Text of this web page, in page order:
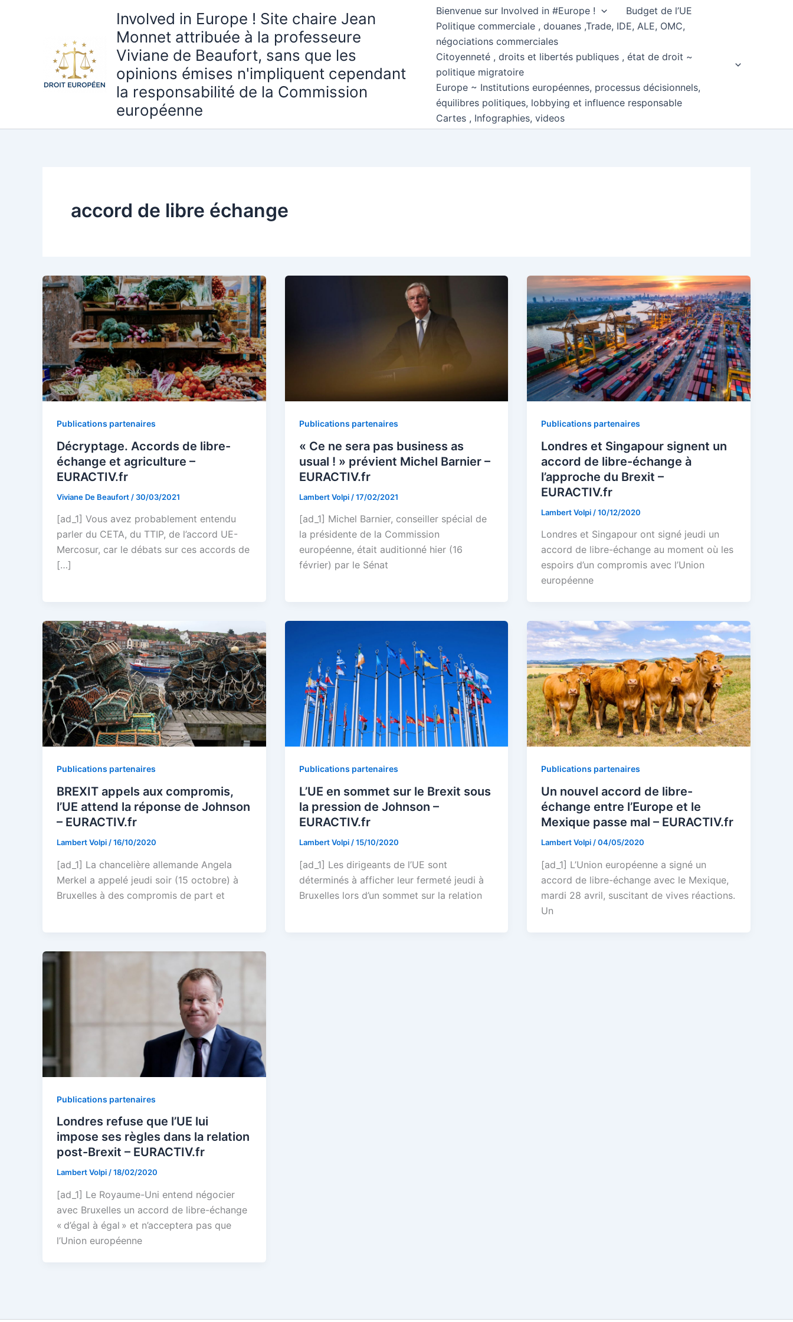
Involved in Europe ! Site chaire Jean
Monnet attribuée à la professeure
Viviane de Beaufort, sans que les
opinions émises n'impliquent cependant
la responsabilité de la Commission
européenne
Bienvenue sur Involved in #Europe !
Budget de l’UE
Politique commerciale , douanes ,Trade, IDE, ALE, OMC,
négociations commerciales
Citoyenneté , droits et libertés publiques , état de droit ~
politique migratoire
Europe ~ Institutions européennes, processus décisionnels,
équilibres politiques, lobbying et influence responsable
Cartes , Infographies, videos
accord de libre échange
Publications partenaires
Décryptage. Accords de libre-
échange et agriculture –
EURACTIV.fr
Viviane De Beaufort / 30/03/2021
[ad_1] Vous avez probablement entendu
parler du CETA, du TTIP, de l’accord UE-
Mercosur, car le débats sur ces accords de
[…]
Publications partenaires
« Ce ne sera pas business as
usual ! » prévient Michel Barnier –
EURACTIV.fr
Lambert Volpi /17/02/2021
[ad_1] Michel Barnier, conseiller spécial de
la présidente de la Commission
européenne, était auditionné hier (16
février) par le Sénat
Publications partenaires
Londres et Singapour signent un
accord de libre-échange à
l’approche du Brexit –
EURACTIV.fr
Lambert Volpi /10/12/2020
Londres et Singapour ont signé jeudi un
accord de libre-échange au moment où les
espoirs d’un compromis avec l’Union
européenne
Publications partenaires
BREXIT appels aux compromis,
l’UE attend la réponse de Johnson
– EURACTIV.fr
Lambert Volpi /16/10/2020
[ad_1] La chancelière allemande Angela
Merkel a appelé jeudi soir (15 octobre) à
Bruxelles à des compromis de part et
Publications partenaires
L’UE en sommet sur le Brexit sous
la pression de Johnson –
EURACTIV.fr
Lambert Volpi /15/10/2020
[ad_1] Les dirigeants de l’UE sont
déterminés à afficher leur fermeté jeudi à
Bruxelles lors d’un sommet sur la relation
Publications partenaires
Un nouvel accord de libre-
échange entre l’Europe et le
Mexique passe mal – EURACTIV.fr
Lambert Volpi /04/05/2020
[ad_1] L’Union européenne a signé un
accord de libre-échange avec le Mexique,
mardi 28 avril, suscitant de vives réactions.
Un
Publications partenaires
Londres refuse que l’UE lui
impose ses règles dans la relation
post-Brexit – EURACTIV.fr
Lambert Volpi/18/02/2020
[ad_1] Le Royaume-Uni entend négocier
avec Bruxelles un accord de libre-échange
« d’égal à égal » et n’acceptera pas que
l’Union européenne